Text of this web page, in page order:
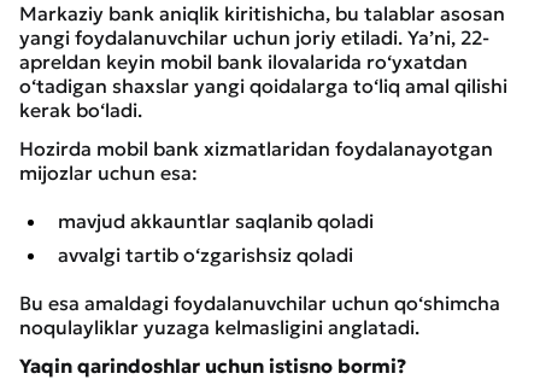
Markaziy bank aniqlik kiritishicha, bu talablar asosan
yangi foydalanuvchilar uchun joriy etiladi. Ya’ni, 22-
apreldan keyin mobil bank ilovalarida ro‘yxatdan
o‘tadigan shaxslar yangi qoidalarga to‘liq amal qilishi
kerak bo‘ladi.
Hozirda mobil bank xizmatlaridan foydalanayotgan
mijozlar uchun esa:
mavjud akkauntlar saqlanib qoladi
avvalgi tartib o‘zgarishsiz qoladi
Bu esa amaldagi foydalanuvchilar uchun qo‘shimcha
noqulayliklar yuzaga kelmasligini anglatadi.
Yaqin qarindoshlar uchun istisno bormi?